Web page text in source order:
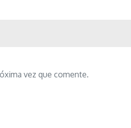
vez que comente.